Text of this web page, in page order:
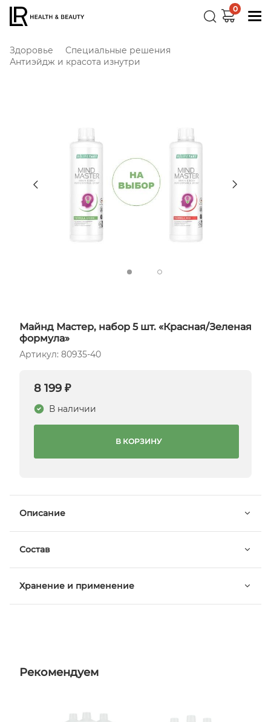
0
Здоровье
Специальные решения
Антиэйдж и красота изнутри
Майнд Мастер, набор 5 шт. «Красная/Зеленая
формула»
Артикул: 80935-40
8 199 ₽
В наличии
В КОРЗИНУ
Описание
Состав
Хранение и применение
Рекомендуем